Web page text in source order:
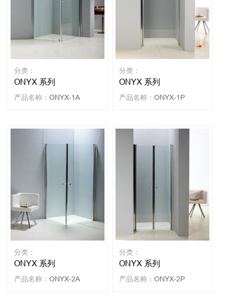
分类：
ONYX 系列
产品名称： ONYX-1A
分类：
ONYX 系列
产品名称： ONYX-1P
分类：
ONYX 系列
产品名称： ONYX-2A
分类：
ONYX 系列
产品名称： ONYX-2P